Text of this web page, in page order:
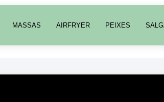
MASSAS AIRFRYER PEIXES